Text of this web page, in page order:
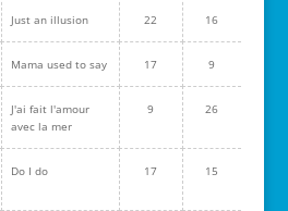
Just an illusion 22 16
Mama used to say 17 9
J'ai fait l'amour
avec la mer
9 26
Do I do 17 15